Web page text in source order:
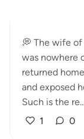
'..And they
💭 The wife of
was nowhere
returned
and exposed
Such is the
1 0